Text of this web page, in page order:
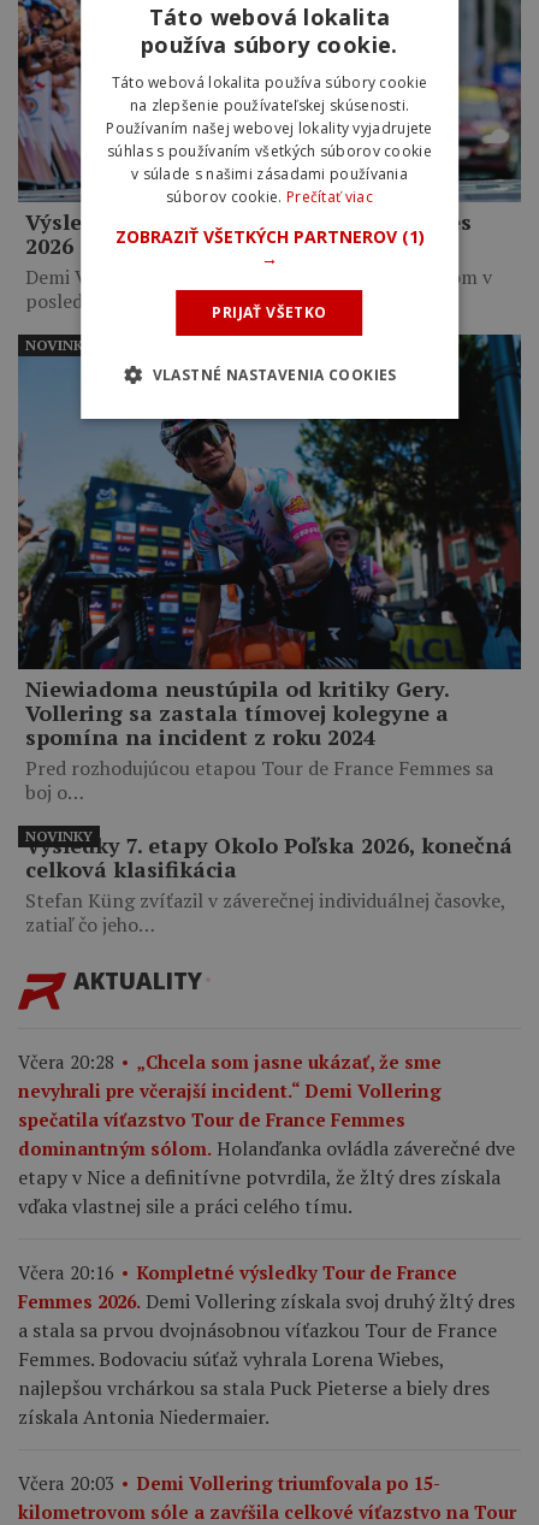
Výsledky 9. etapy Tour de France Femmes
2026
Demi Vollering zavŕšila zisk žltého dresu víťazstvom v
poslednej etape.…
Niewiadoma neustúpila od kritiky Gery.
Vollering sa zastala tímovej kolegyne a
spomína na incident z roku 2024
Pred rozhodujúcou etapou Tour de France Femmes sa
boj o…
NOVINKY
Výsledky 7. etapy Okolo Poľska 2026, konečná
celková klasifikácia
Stefan Küng zvíťazil v záverečnej individuálnej časovke,
zatiaľ čo jeho…
NOVINKY
AKTUALITY
Včera 20:28
„Chcela som jasne ukázať, že sme
nevyhrali pre včerajší incident.“ Demi Vollering
spečatila víťazstvo Tour de France Femmes
dominantným sólom. Holanďanka ovládla záverečné dve
etapy v Nice a definitívne potvrdila, že žltý dres získala
vďaka vlastnej sile a práci celého tímu.
Včera 20:16
Kompletné výsledky Tour de France
Femmes 2026. Demi Vollering získala svoj druhý žltý dres
a stala sa prvou dvojnásobnou víťazkou Tour de France
Femmes. Bodovaciu súťaž vyhrala Lorena Wiebes,
najlepšou vrchárkou sa stala Puck Pieterse a biely dres
získala Antonia Niedermaier.
Včera 20:03
Demi Vollering triumfovala po 15-
kilometrovom sóle a zavŕšila celkové víťazstvo na Tour
Táto webová lokalita
používa súbory cookie.
Táto webová lokalita používa súbory cookie
na zlepšenie používateľskej skúsenosti.
Používaním našej webovej lokality vyjadrujete
súhlas s používaním všetkých súborov cookie
v súlade s našimi zásadami používania
súborov cookie. Prečítať viac
ZOBRAZIŤ VŠETKÝCH PARTNEROV (1)
→
PRIJAŤ VŠETKO
VLASTNÉ NASTAVENIA COOKIES